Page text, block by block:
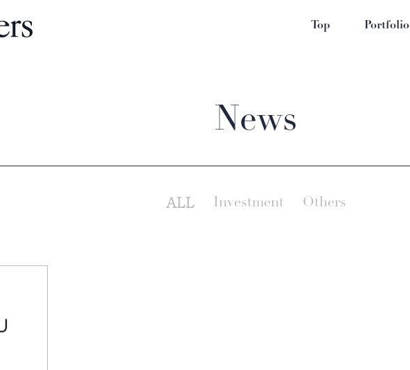
Top Portfolio
News
ALL Investment Others